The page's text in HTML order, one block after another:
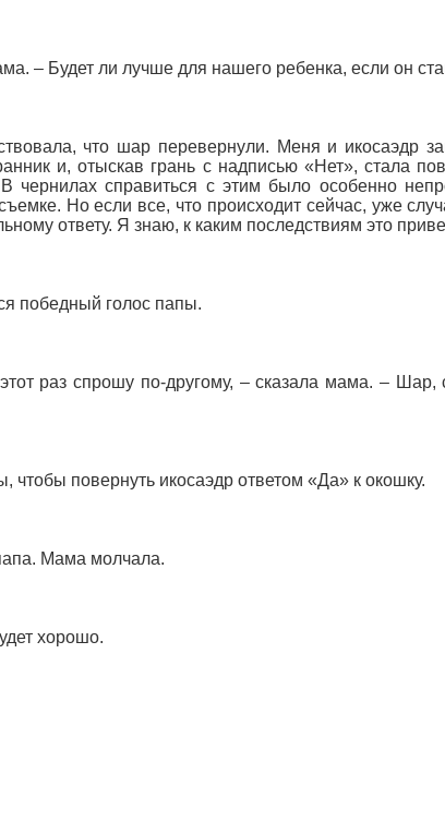
– Будет ли лучше для нашего ребенка, если он
что шар перевернули. Меня и икосаэдр
и, отыскав грань с надписью «Нет», стала
чернилах справиться с этим было особенно
Но если все, что происходит сейчас, уже
ответу. Я знаю, к каким последствиям это
победный голос папы.
раз спрошу по-другому, – сказала мама. –
чтобы повернуть икосаэдр ответом «Да» к окошку.
Мама молчала.
хорошо.